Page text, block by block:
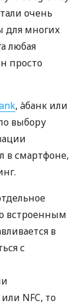
очень
для многих
любая
просто
, àбанк или
выбору
в смартфоне,
встроенным
в
с
NFC, то